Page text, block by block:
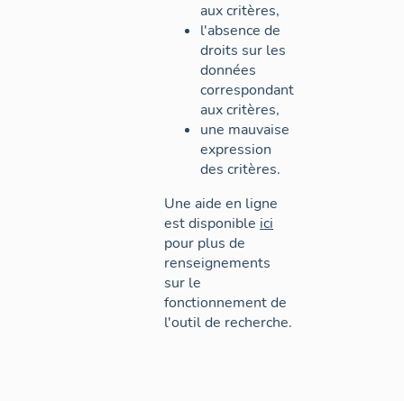
aux critères,
l'absence de
droits sur les
données
correspondant
aux critères,
une mauvaise
expression
des critères.
Une aide en ligne
est disponible ici
pour plus de
renseignements
sur le
fonctionnement de
l'outil de recherche.